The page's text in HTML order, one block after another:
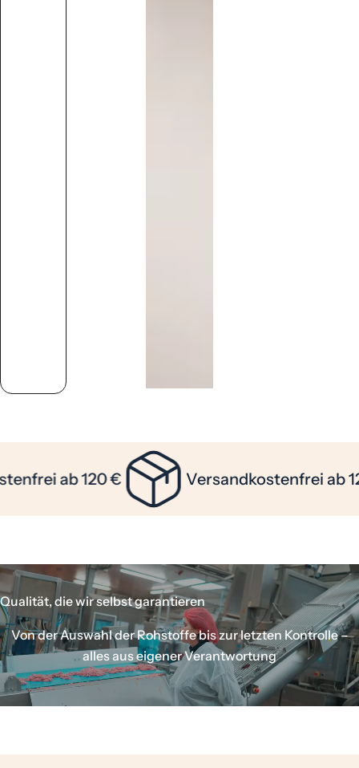
ab 120 € Versandkostenfrei ab
Qualität, die wir selbst garantieren
Von der Auswahl der Rohstoffe bis zur letzten Kontrolle –
alles aus eigener Verantwortung